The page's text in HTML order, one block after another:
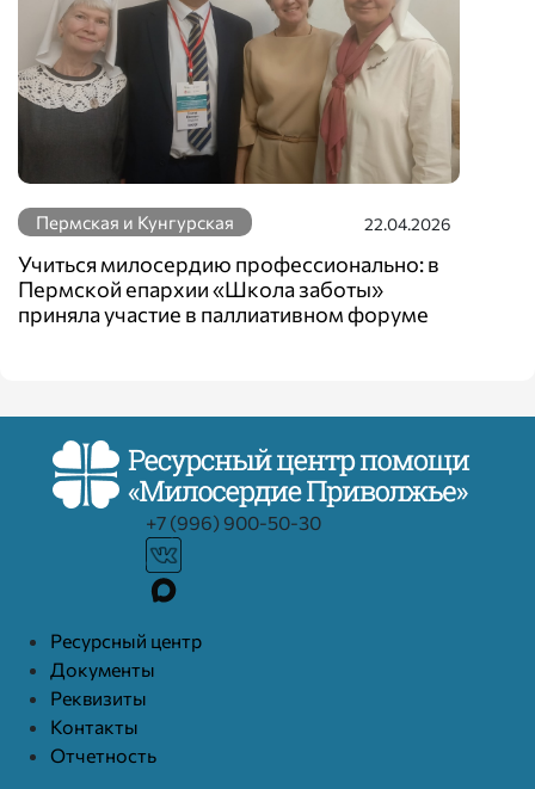
Пермская и Кунгурская 22.04.2026
Учиться милосердию профессионально: в
Пермской епархии «Школа заботы»
приняла участие в паллиативном форуме
+7 (996) 900-50-30
Ресурcный центр
Документы
Реквизиты
Контакты
Отчетность